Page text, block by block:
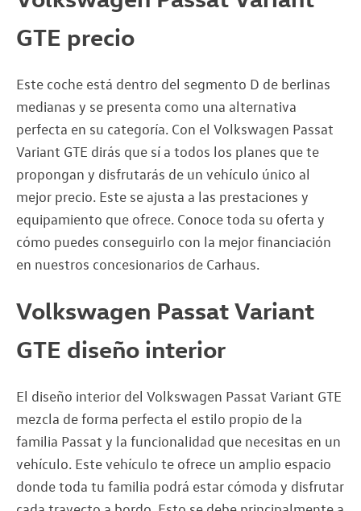
GTE precio
Este coche está dentro del segmento D de berlinas
medianas y se presenta como una alternativa
perfecta en su categoría. Con el Volkswagen Passat
Variant GTE dirás que sí a todos los planes que te
propongan y disfrutarás de un vehículo único al
mejor precio. Este se ajusta a las prestaciones y
equipamiento que ofrece. Conoce toda su oferta y
cómo puedes conseguirlo con la mejor financiación
en nuestros concesionarios de Carhaus.
Volkswagen Passat Variant
GTE diseño interior
El diseño interior del Volkswagen Passat Variant GTE
mezcla de forma perfecta el estilo propio de la
familia Passat y la funcionalidad que necesitas en un
vehículo. Este vehículo te ofrece un amplio espacio
donde toda tu familia podrá estar cómoda y disfrutar